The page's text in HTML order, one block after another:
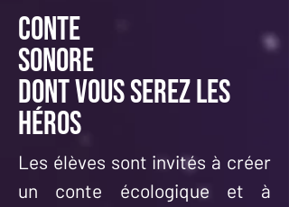
Conte
sonore
dont vous serez les
héros
Les élèves sont invités à créer
un conte écologique et à